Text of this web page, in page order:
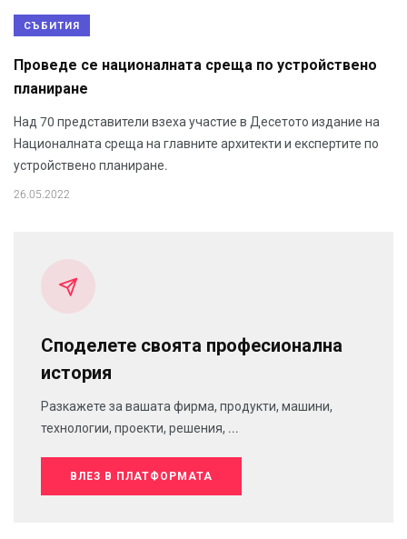
СЪБИТИЯ
Проведе се националната среща по устройствено
планиране
Над 70 представители взеха участие в Десетото издание на
Националната среща на главните архитекти и експертите по
устройствено планиране.
26.05.2022
Споделете своята професионална
история
Разкажете за вашата фирма, продукти, машини,
технологии, проекти, решения, ...
ВЛЕЗ В ПЛАТФОРМАТА